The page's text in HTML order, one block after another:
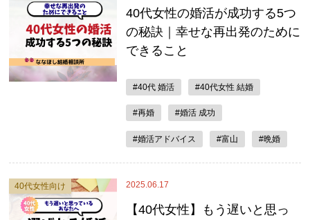
40代女性の婚活が成功する5つ
の秘訣｜幸せな再出発のために
できること
#40代 婚活 #40代女性 結婚
#再婚 #婚活 成功
#婚活アドバイス #富山 #晩婚
2025.06.17
40代女性向け
【40代女性】もう遅いと思っ